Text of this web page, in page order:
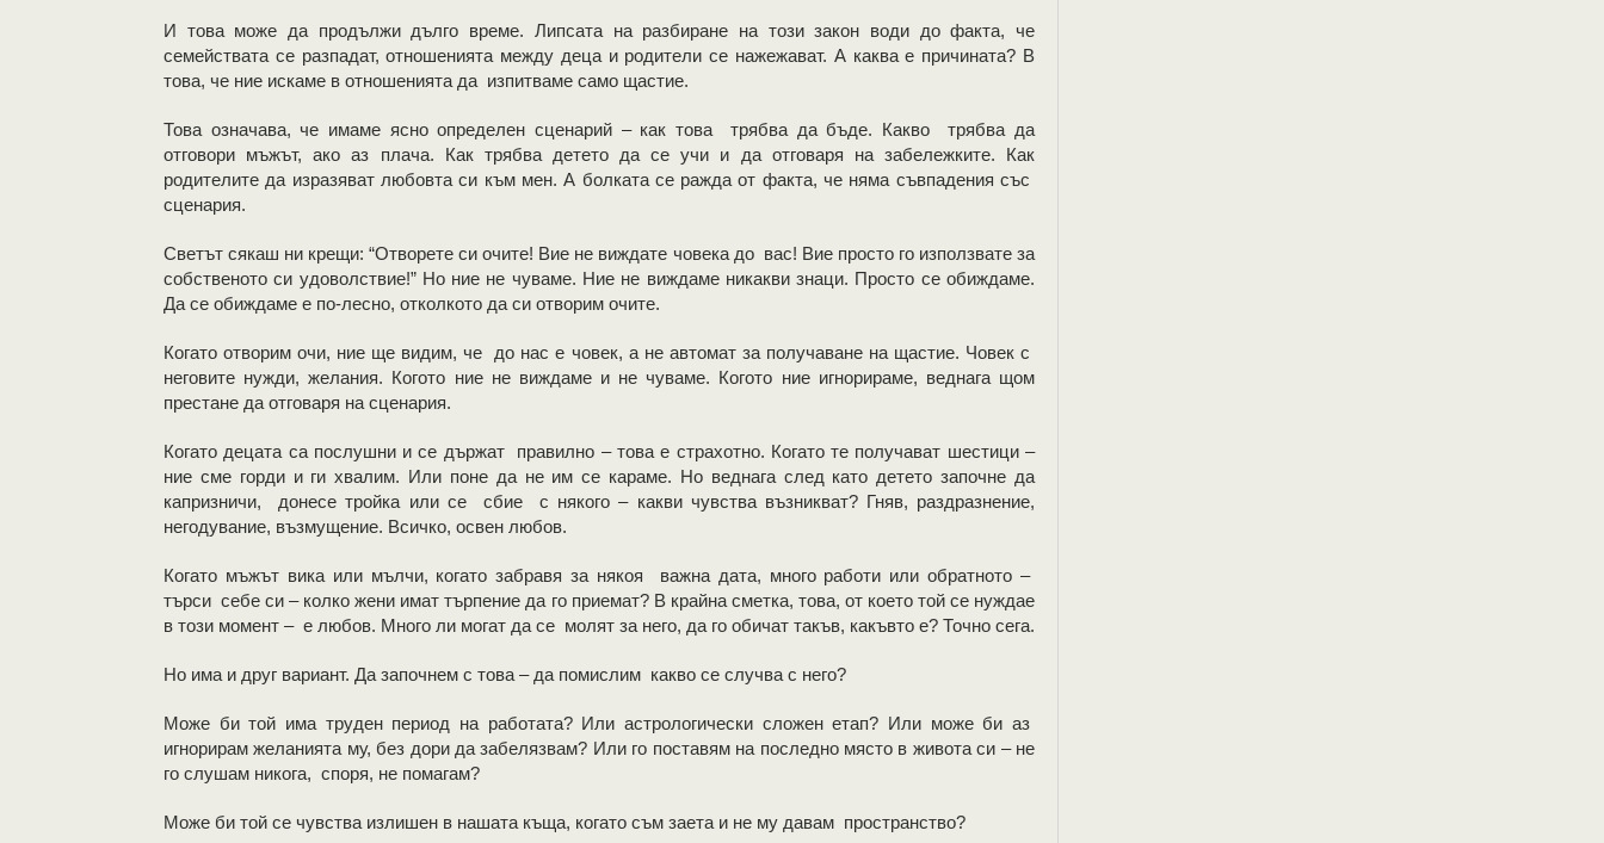
И това може да продължи дълго време. Липсата на разбиране на този закон води до факта, че
семействата се разпадат, отношенията между деца и родители се нажежават. А каква е причината? В
това, че ние искаме в отношенията да изпитваме само щастие.
Това означава, че имаме ясно определен сценарий – как това трябва да бъде. Какво трябва да
отговори мъжът, ако аз плача. Как трябва детето да се учи и да отговаря на забележките. Как
родителите да изразяват любовта си към мен. А болката се ражда от факта, че няма съвпадения със
сценария.
Светът сякаш ни крещи: “Отворете си очите! Вие не виждате човека до вас! Вие просто го използвате за
собственото си удоволствие!” Но ние не чуваме. Ние не виждаме никакви знаци. Просто се обиждаме.
Да се обиждаме е по-лесно, отколкото да си отворим очите.
Когато отворим очи, ние ще видим, че до нас е човек, а не автомат за получаване на щастие. Човек с
неговите нужди, желания. Когото ние не виждаме и не чуваме. Когото ние игнорираме, веднага щом
престане да отговаря на сценария.
Когато децата са послушни и се държат правилно – това е страхотно. Когато те получават шестици –
ние сме горди и ги хвалим. Или поне да не им се караме. Но веднага след като детето започне да
капризничи, донесе тройка или се сбие с някого – какви чувства възникват? Гняв, раздразнение,
негодувание, възмущение. Всичко, освен любов.
Когато мъжът вика или мълчи, когато забравя за някоя важна дата, много работи или обратното –
търси себе си – колко жени имат търпение да го приемат? В крайна сметка, това, от което той се нуждае
в този момент – е любов. Много ли могат да се молят за него, да го обичат такъв, какъвто е? Точно сега.
Но има и друг вариант. Да започнем с това – да помислим какво се случва с него?
Може би той има труден период на работата? Или астрологически сложен етап? Или може би аз
игнорирам желанията му, без дори да забелязвам? Или го поставям на последно място в живота си – не
го слушам никога, споря, не помагам?
Може би той се чувства излишен в нашата къща, когато съм заета и не му давам пространство?